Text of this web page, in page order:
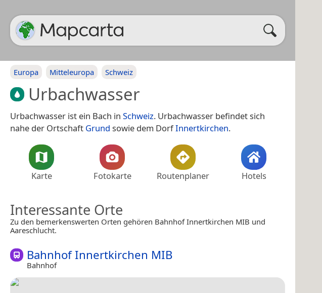
Europa Mitteleuropa Schweiz
Urbachwasser
Urbachwasser ist ein Bach in Schweiz. Urbachwasser befindet sich
nahe der Ortschaft Grund sowie dem DorfInnertkirchen.
Karte Fotokarte Routenplaner Hotels
Interessante Orte
Zu den bemerkenswerten Orten gehören Bahnhof Innertkirchen MIB und
Aareschlucht.
Bahnhof Innertkirchen MIB
Bahnhof